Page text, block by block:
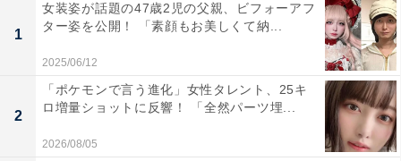
1
女装姿が話題の47歳2児の父親、ビフォーアフ
ター姿を公開！ 「素顔もお美しくて納...
2025/06/12
2
「ポケモンで言う進化」女性タレント、25キ
ロ増量ショットに反響！ 「全然パーツ埋...
2026/08/05